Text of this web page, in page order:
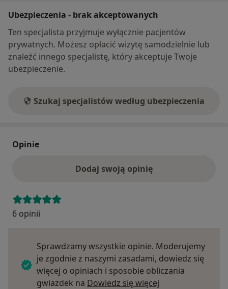
Ubezpieczenia - brak akceptowanych
Ten specjalista przyjmuje wyłącznie pacjentów
prywatnych. Możesz opłacić wizytę samodzielnie lub
znaleźć innego specjalistę, który akceptuje Twoje
ubezpieczenie.
Szukaj specjalistów według ubezpieczenia
Opinie
Dodaj swoją opinię
6 opinii
Sprawdzamy wszystkie opinie. Moderujemy
je zgodnie z naszymi zasadami, dowiedz się
więcej o opiniach i sposobie obliczania
gwiazdek na Dowiedz się więcej